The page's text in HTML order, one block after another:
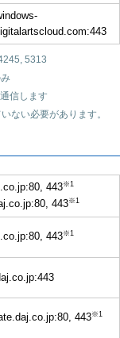
5313
信します
ない必要があります。
443※1
443※1
443※1
443※1